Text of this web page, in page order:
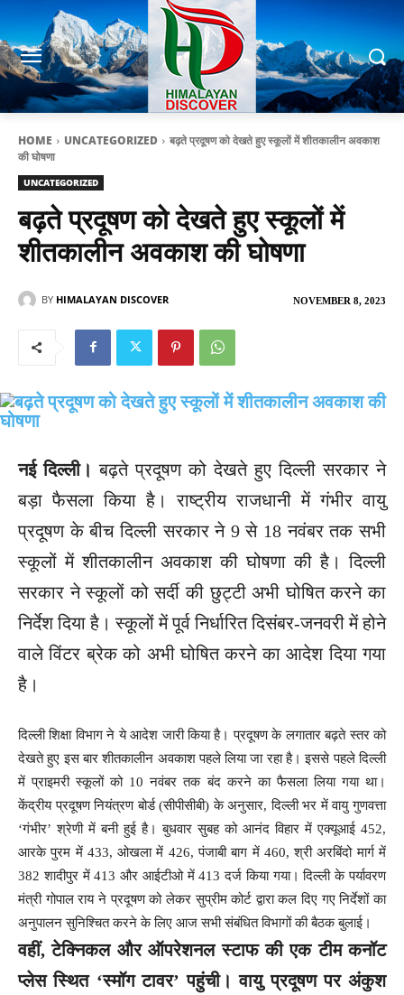
HOME UNCATEGORIZED
बढ़ते प्रदूषण को देखते हुए स्कूलों में शीतकालीन अवकाश
की घोषणा
UNCATEGORIZED
बढ़ते प्रदूषण को देखते हुए स्कूलों में
शीतकालीन अवकाश की घोषणा
NOVEMBER 8, 2023
BY HIMALAYAN DISCOVER
नई दिल्ली। बढ़ते प्रदूषण को देखते हुए दिल्ली सरकार ने
बड़ा फैसला किया है। राष्ट्रीय राजधानी में गंभीर वायु
प्रदूषण के बीच दिल्ली सरकार ने 9 से 18 नवंबर तक सभी
स्कूलों में शीतकालीन अवकाश की घोषणा की है। दिल्ली
सरकार ने स्कूलों को सर्दी की छुट्टी अभी घोषित करने का
निर्देश दिया है। स्कूलों में पूर्व निर्धारित दिसंबर-जनवरी में होने
वाले विंटर ब्रेक को अभी घोषित करने का आदेश दिया गया
है।
दिल्ली शिक्षा विभाग ने ये आदेश जारी किया है। प्रदूषण के लगातार बढ़ते स्तर को
देखते हुए इस बार शीतकालीन अवकाश पहले लिया जा रहा है। इससे पहले दिल्ली
में प्राइमरी स्कूलों को 10 नवंबर तक बंद करने का फैसला लिया गया था।
केंद्रीय प्रदूषण नियंत्रण बोर्ड (सीपीसीबी) के अनुसार, दिल्ली भर में वायु गुणवत्ता
‘गंभीर’ श्रेणी में बनी हुई है। बुधवार सुबह को आनंद विहार में एक्यूआई 452,
आरके पुरम में 433, ओखला में 426, पंजाबी बाग में 460, श्री अरबिंदो मार्ग में
382 शादीपुर में 413 और आईटीओ में 413 दर्ज किया गया। दिल्ली के पर्यावरण
मंत्री गोपाल राय ने प्रदूषण को लेकर सुप्रीम कोर्ट द्वारा कल दिए गए निर्देशों का
अनुपालन सुनिश्चित करने के लिए आज सभी संबंधित विभागों की बैठक बुलाई।
वहीं, टेक्निकल और ऑपरेशनल स्टाफ की एक टीम कनॉट
प्लेस स्थित ‘स्मॉग टावर’ पहुंची। वायु प्रदूषण पर अंकुश